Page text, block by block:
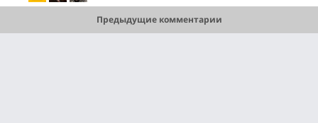
Предыдущие комментарии